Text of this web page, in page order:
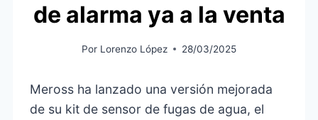
de alarma ya a la venta
Por Lorenzo López 28/03/2025
Meross ha lanzado una versión mejorada
de su kit de sensor de fugas de agua, el